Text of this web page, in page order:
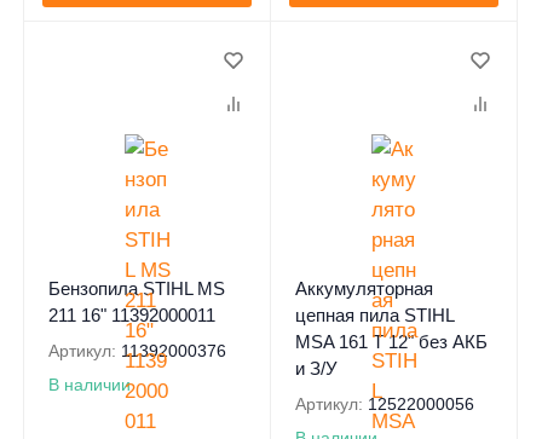
Бензопила STIHL MS
211 16" 11392000011
Артикул: 11392000376
В наличии
Аккумуляторная
цепная пила STIHL
MSA 161 T 12" без АКБ
и З/У
Артикул: 12522000056